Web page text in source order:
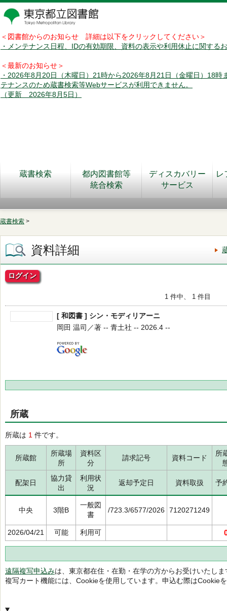
＜図書館からのお知らせ 詳細は以下をクリックしてください＞
・メンテナンス日程、IDの有効期限、資料の表示や利用休止に関する
＜最新のお知らせ＞
・2026年8月20日（木曜日）21時から2026年8月21日（金曜日）18時
テナンスのため蔵書検索等Webサービスが利用できません。
（更新 2026年8月5日）
蔵書検索
都内図書館等
統合検索
ディスカバリー
サービス
レ
蔵書検索 >
資料詳細
ログイン
1 件中、 1 件目
[ 和図書 ] シン・モディリアーニ
岡田 温司／著 -- 青土社 -- 2026.4 --
所蔵
所蔵は 1 件です。
所蔵館
所蔵場
所
資料区
分
請求記号 資料コード
所
配架日
協力貸
出
利用状
況
返却予定日 資料取扱 予
中央 3階B
一般図
書
/723.3/6577/2026 7120271249
2026/04/21 可能 利用可
遠隔複写申込みは、東京都在住・在勤・在学の方からお受けいたしま
複写カート機能には、Cookieを使用しています。申込む際はCookie